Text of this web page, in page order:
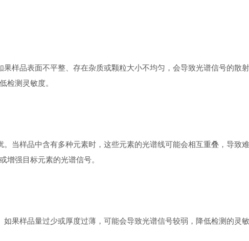
品表面不平整、存在杂质或颗粒大小不均匀，会导致光谱信号的散
检测灵敏度。
样品中含有多种元素时，这些元素的光谱线可能会相互重叠，导致
增强目标元素的光谱信号。
样品量过少或厚度过薄，可能会导致光谱信号较弱，降低检测的灵